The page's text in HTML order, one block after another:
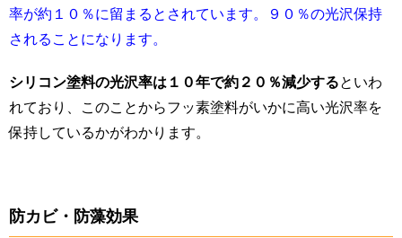
率が約１０％に留まるとされています。９０％の光沢保持
されることになります。
シリコン塗料の光沢率は１０年で約２０％減少するといわ
れており、このことからフッ素塗料がいかに高い光沢率を
保持しているかがわかります。
防カビ・防藻効果